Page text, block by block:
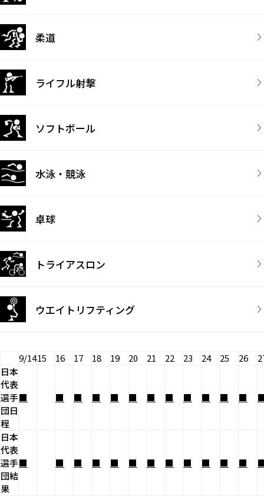
柔道
ライフル射撃
ソフトボール
水泳・競泳
卓球
トライアスロン
ウエイトリフティング
9/1415 16 17 18 19 20 21 22 23 24 25 26
日本
代表
選手
団日
程
■ ■ ■ ■ ■ ■ ■ ■ ■ ■ ■ ■
日本
代表
選手
団結
果
■ ■ ■ ■ ■ ■ ■ ■ ■ ■ ■ ■